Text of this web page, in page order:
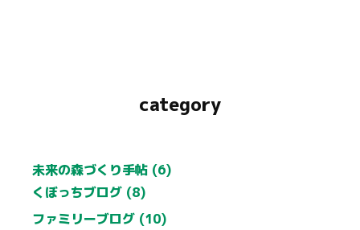
category
未来の森づくり手帖 (6)
くぼっちブログ (8)
ファミリーブログ (10)